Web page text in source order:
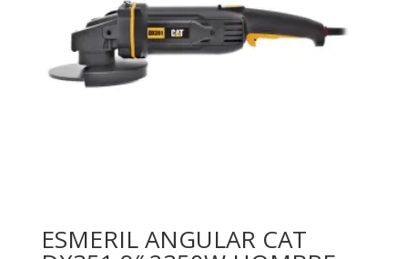
ESMERIL ANGULAR CAT